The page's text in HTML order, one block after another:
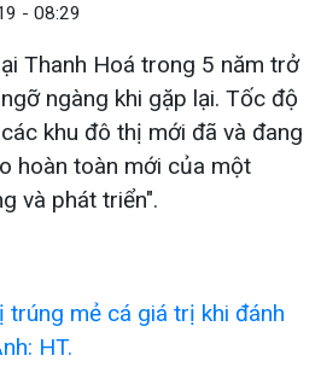
- 08:29
Thanh Hoá trong 5 năm trở
ngàng khi gặp lại. Tốc độ
khu đô thị mới đã và đang
hoàn toàn mới của một
và phát triển".